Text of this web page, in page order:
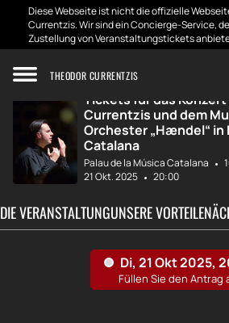
Diese Webseite ist nicht die offizielle
Currentzis. Wir sind ein Concierge-Service,
Zustellung von Veranstaltungstickets
THEODOR CURRENTZIS
Zuhause Entwicklungen
Tickets für das
Currentzis und dem
Orchester „Hændel“ in
Catalana
Palau de la Música Catalana
21 Okt. 2025
20:00
VERANSTALTUNGUNSERE VORTEILE